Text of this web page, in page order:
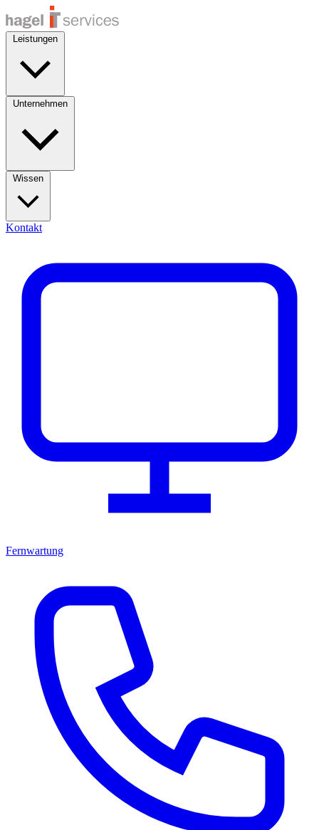
Kontakt
Fernwartung